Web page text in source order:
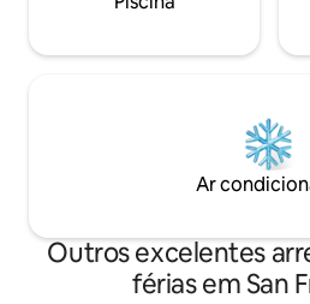
Ar
Outros excelentes
férias em San